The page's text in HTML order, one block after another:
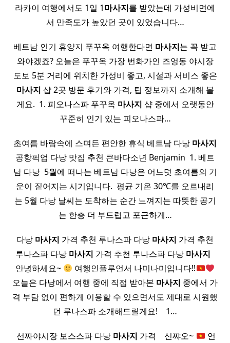
라카이 여행에서도 1일 1마사지를 받았는데 가성비면에
서 만족도가 높았던 곳이 있었습니다…
베트남 인기 휴양지 푸꾸옥 여행한다면 마사지는 꼭 받고
와야겠죠? 오늘은 푸꾸옥 가장 번화가인 즈엉동 야시장
도보 5분 거리에 위치한 가성비 좋고, 시설과 서비스 좋은
마사지 샵 2곳 방문 후기와 가격, 팁 정보까지 소개해 볼
게요. ​ 1. 피오나스파 푸꾸옥 마사지 샵 중에서 오랫동안
꾸준히 인기 있는 피오나스파…
초여름 바람속에 스며든 편안한 휴식 베트남 다낭 마사지
공항픽업 다낭 맛집 추천 큰바다소년 Benjamin ​ 1. 베트
남 다낭 ​ 5월에 떠나는 베트남 다낭은 어느덧 초여름의 기
운이 짙어지는 시기입니다. ​ 평균 기온 30℃를 오르내리
는 5월 다낭 날씨는 도착하는 순간 느껴지는 따뜻한 공기
는 한층 더 부드럽고 포근하게…
다낭 마사지 가격 추천 루나스파 다낭 마사지 가격 추천
루나스파 다낭 마사지 가격 추천 루나스파 다낭 마사지
안녕하세요~
여행인플루언서 나미나미입니다!!
오늘은 다낭에서 여행 중에 직접 받아본 마사지 중에서 가
격 부담 없이 편하게 이용할 수 있으면서도 제대로 시원했
던 루나스파 소개해드릴게요! ​ ​ ​ 1…
​ 선짜야시장 보스스파 다낭 마사지 가격 ​ ​ ​ 신쨔오~ 언